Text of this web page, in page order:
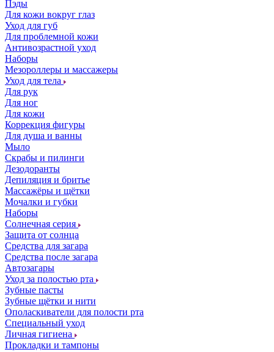
Пэды
Для кожи вокруг глаз
Уход для губ
Для проблемной кожи
Антивозрастной уход
Наборы
Мезороллеры и массажеры
Уход для тела
Для рук
Для ног
Для кожи
Коррекция фигуры
Для душа и ванны
Мыло
Скрабы и пилинги
Дезодоранты
Депиляция и бритье
Массажёры и щётки
Мочалки и губки
Наборы
Солнечная серия
Защита от солнца
Средства для загара
Средства после загара
Автозагары
Уход за полостью рта
Зубные пасты
Зубные щётки и нити
Ополаскиватели для полости рта
Специальный уход
Личная гигиена
Прокладки и тампоны